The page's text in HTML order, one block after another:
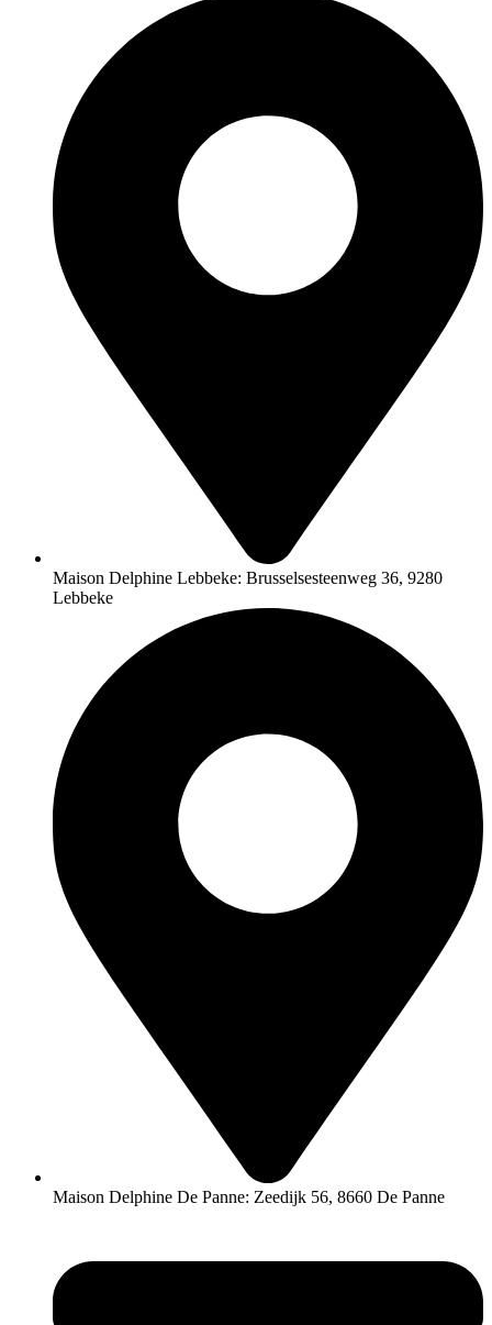
Maison Delphine Lebbeke: Brusselsesteenweg 36, 9280
Lebbeke
Maison Delphine De Panne: Zeedijk 56, 8660 De Panne